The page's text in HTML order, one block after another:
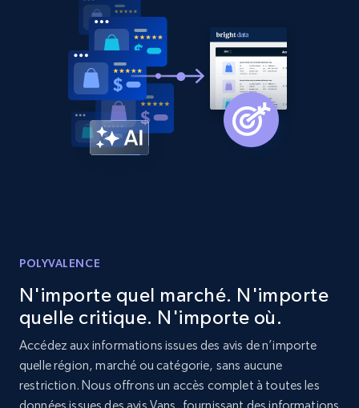
Sku, Product id, Product name, Manufacturer,
and more.
2.1K+ 353+ Commencer
Home Depot US - Discovery products by
Etsy
URL, Product id, Listing inventory id, Title, Rating,
Reviews count shop, Reviews count item, Initial
POLYVALENCE
N'importe quel marché. N'importe
quelle critique. N'importe où.
Accédez aux informations issues des avis de n’importe
quelle région, marché ou catégorie, sans aucune
restriction. Nous offrons un accès complet à toutes les